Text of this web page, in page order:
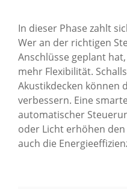
In dieser Phase zahlt
Wer an der richtigen
Anschlüsse geplant
mehr Flexibilität.
Akustikdecken können
verbessern. Eine
automatischer
oder Licht erhöhen
auch die